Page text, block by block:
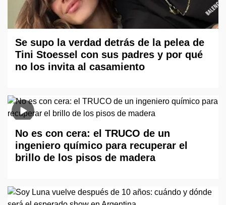
Se supo la verdad detrás de la pelea de
Tini Stoessel con sus padres y por qué
no los invita al casamiento
No es con cera: el TRUCO de un
ingeniero químico para recuperar el
brillo de los pisos de madera